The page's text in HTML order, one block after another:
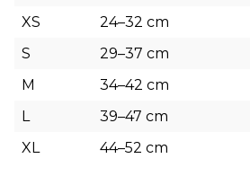
XS
24–32 cm
S
29–37 cm
M
34–42 cm
L
39–47 cm
XL
44–52 cm